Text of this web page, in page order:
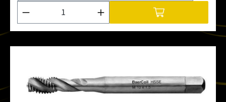
Produkt Anzahl: Gib den gewünschten Wert ein oder